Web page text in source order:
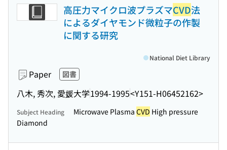
高圧力マイクロ波プラズマCVD法
によるダイヤモンド微粒子の作製
に関する研究
Paper 図書
八木, 秀次, 愛媛大学1994-1995<Y151-H06452162>
National Diet Library
Subject Heading Microwave Plasma CVD High pressure
Diamond